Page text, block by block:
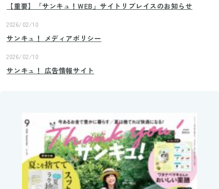
【重要】「サンキュ！WEB」サイトリプレイスのお知らせ
2026/02/10
サンキュ！ メディアポリシー
2026/02/10
サンキュ！ 広告情報サイト